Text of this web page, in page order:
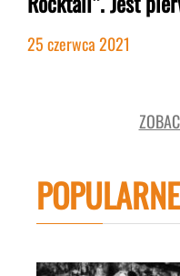
25 czerwca 2021
POPULARNE